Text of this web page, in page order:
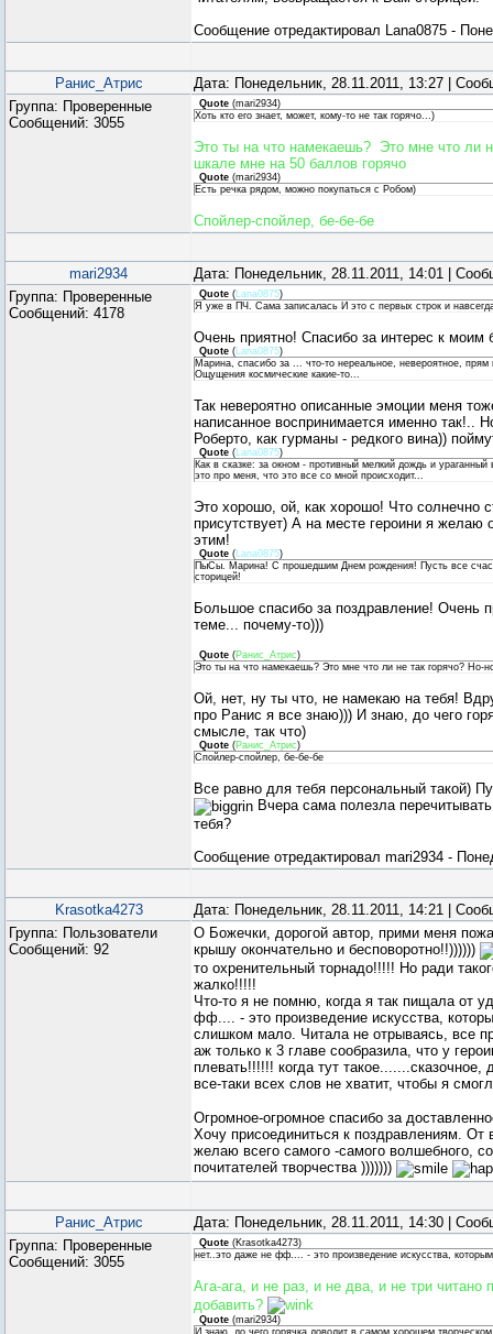
Сообщение отредактировал Lana0875 -
Ранис_Атрис
Дата: Понедельник, 28.11.2011, 13:27 |
Группа: Проверенные
Сообщений: 3055
Quote (mari2934)
Хоть кто его знает, может, кому-то не так горячо...)
Это ты на что намекаешь? Это мне что ли
шкале мне на 50 баллов горячо
Quote (mari2934)
Есть речка рядом, можно покупаться с Робом)
Спойлер-спойлер, бе-бе-бе
mari2934
Дата: Понедельник, 28.11.2011, 14:01 |
Группа: Проверенные
Сообщений: 4178
Quote (Lana0875)
Я уже в ПЧ. Сама записалась И это с первых строк и
Очень приятно! Спасибо за интерес к
Quote (Lana0875)
Марина, спасибо за ... что-то нереальное, невероятное,
Ощущения космические какие-то...
Так невероятно описанные эмоции меня
написанное воспринимается именно так!..
Роберто, как гурманы - редкого вина))
Quote (Lana0875)
Как в сказке: за окном - противный мелкий дождь и
это про меня, что это все со мной происходит...
Это хорошо, ой, как хорошо! Что солнечно
присутствует) А на месте героини я
этим!
Quote (Lana0875)
ПыСы. Марина! С прошедшим Днем рождения! Пусть все
сторицей!
Большое спасибо за поздравление! Очень
теме... почему-то)))
Quote (Ранис_Атрис)
Это ты на что намекаешь? Это мне что ли не так горячо? Но-
Ой, нет, ну ты что, не намекаю на тебя!
про Ранис я все знаю))) И знаю, до чего
смысле, так что)
Quote (Ранис_Атрис)
Спойлер-спойлер, бе-бе-бе
Все равно для тебя персональный такой)
Вчера сама полезла
тебя?
Сообщение отредактировал mari2934 -
Krasotka4273
Дата: Понедельник, 28.11.2011, 14:21 |
Группа: Пользователи
Сообщений: 92
О Божечки, дорогой автор, прими меня
крышу окончательно и бесповоротно!!))))))
то охренительный торнадо!!!!! Но ради
жалко!!!!!
Что-то я не помню, когда я так пищала от
фф.... - это произведение искусства,
слишком мало. Читала не отрываясь, все
аж только к 3 главе сообразила, что у
плевать!!!!!! когда тут
все-таки всех слов не хватит, чтобы я
Огромное-огромное спасибо за
Хочу присоединиться к поздравлениям.
желаю всего самого -самого волшебного,
почитателей творчества )))))))
Ранис_Атрис
Дата: Понедельник, 28.11.2011, 14:30 |
Группа: Проверенные
Сообщений: 3055
Quote (Krasotka4273)
нет..это даже не фф.... - это произведение искусства,
Ага-ага, и не раз, и не два, и не три читано
добавить?
Quote (mari2934)